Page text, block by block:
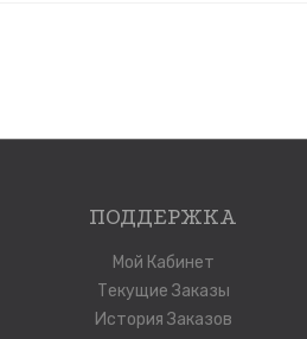
ПОДДЕРЖКА
Мой Кабинет
Текущие Заказы
История Заказов